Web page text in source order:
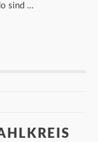
sind …